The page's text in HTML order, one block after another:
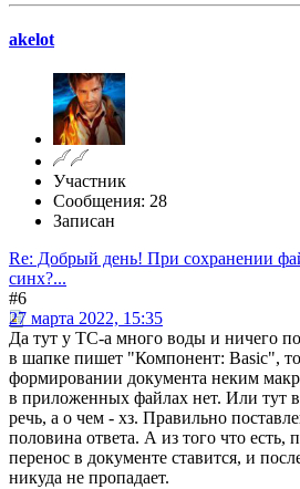
akelot
Участник
Сообщения: 28
Записан
Re: Добрый день! При сохранении
синх?...
#6
27 марта 2022, 15:35
Да тут у ТС-а много воды и ничего
в шапке пишет "Компонент: Basic", то
формировании документа неким
в приложенных файлах нет. Или тут
речь, а о чем - хз. Правильно
половина ответа. А из того что есть,
перенос в документе ставится, и
никуда не пропадает.